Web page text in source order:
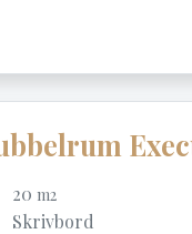
20 m2
Skrivbord